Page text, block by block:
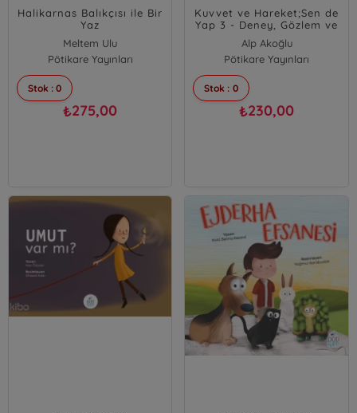
Halikarnas Balıkçısı ile Bir
Yaz
Meltem Ulu
Pötikare Yayınları
Stok : 0
₺275,00
Kuvvet ve Hareket;Sen de
Yap 3 - Deney, Gözlem ve
Etkinlik Kitabı
Alp Akoğlu
Zuhal Özer
Pötikare Yayınları
Stok : 0
₺230,00